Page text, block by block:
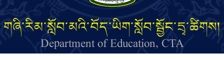
གཞི་རིམ་སློབ་མའི་བོད་ཡིག་སློབ་སྦྱོང་དྲྭ་ཚིགས།
Department of Education, CTA